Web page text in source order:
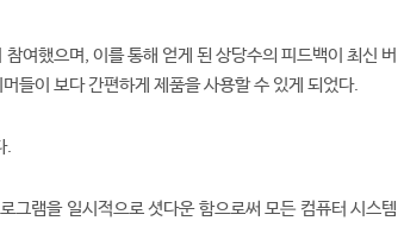
여했으며, 이를 통해 얻게 된 상당수의 피드백이 최신 버
들이 보다 간편하게 제품을 사용할 수 있게 되었다.
.
그램을 일시적으로 셧다운 함으로써 모든 컴퓨터 시스템